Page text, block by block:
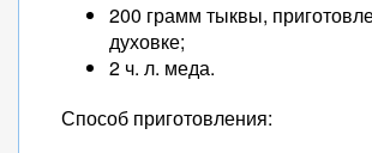
200 грамм тыквы,
духовке;
2 ч. л. меда.
Способ приготовления: